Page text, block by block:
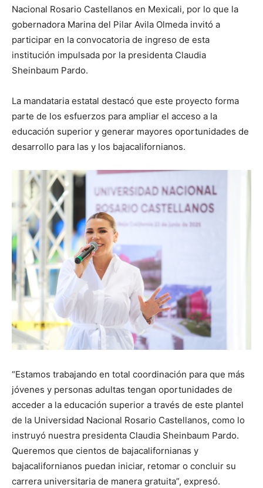
Nacional Rosario Castellanos en Mexicali, por lo que la
gobernadora Marina del Pilar Avila Olmeda invitó a
participar en la convocatoria de ingreso de esta
institución impulsada por la presidenta Claudia
Sheinbaum Pardo.
La mandataria estatal destacó que este proyecto forma
parte de los esfuerzos para ampliar el acceso a la
educación superior y generar mayores oportunidades de
desarrollo para las y los bajacalifornianos.
“Estamos trabajando en total coordinación para que más
jóvenes y personas adultas tengan oportunidades de
acceder a la educación superior a través de este plantel
de la Universidad Nacional Rosario Castellanos, como lo
instruyó nuestra presidenta Claudia Sheinbaum Pardo.
Queremos que cientos de bajacalifornianas y
bajacalifornianos puedan iniciar, retomar o concluir su
carrera universitaria de manera gratuita”, expresó.